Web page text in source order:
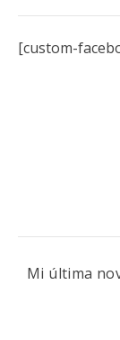
[custom-
Mi última